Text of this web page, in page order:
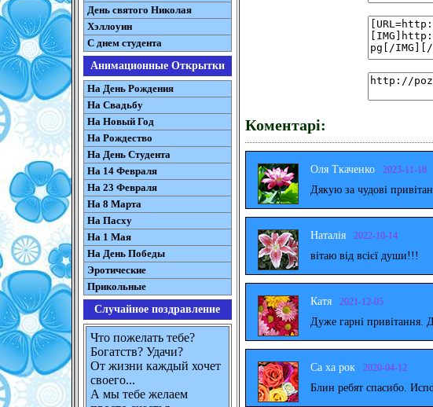
День святого Николая
Хэллоуин
С днем студента
Анимационные Открытки
На День Рождения
На Свадьбу
На Новый Год
На Рождество
На День Студента
На 14 Февраля
На 23 Февраля
На 8 Марта
На Пасху
На 1 Мая
На День Победы
Эротические
Прикольные
Случайное поздравление
Что пожелать тебе?
Богатств? Удачи?
От жизни каждый хочет
своего...
А мы тебе желаем
Коментарі:
Оля Ткаченко 2023-11-18
Дякую за чудові
Наталія 2022-10-14
вітаю від всієї души!!!
Катя 2021-12-05
Дуже гарні привітання.
Са ха рок 2020-04-12
Блин ребят спасибо.